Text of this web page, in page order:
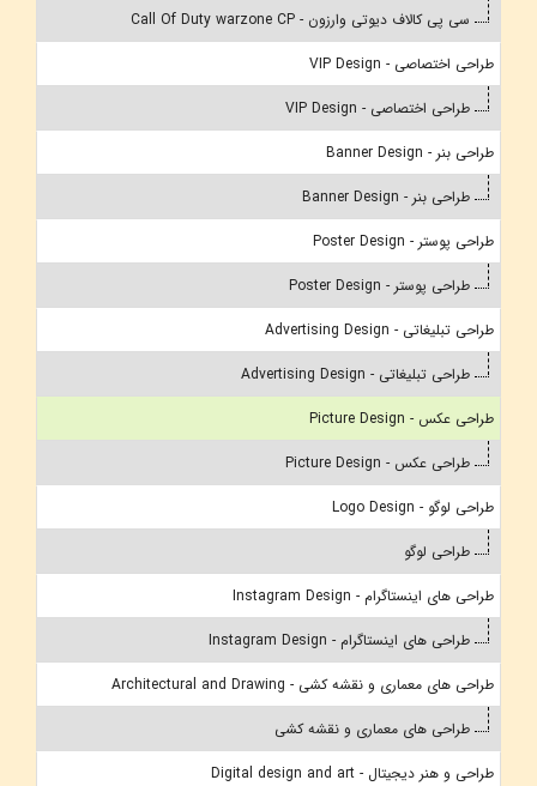
سی پی کالاف دیوتی وارزون - Call Of Duty warzone CP
طراحی اختصاصی - VIP Design
طراحی اختصاصی - VIP Design
طراحی بنر - Banner Design
طراحی بنر - Banner Design
طراحی پوستر - Poster Design
طراحی پوستر - Poster Design
طراحی تبلیغاتی - Advertising Design
طراحی تبلیغاتی - Advertising Design
طراحی عکس - Picture Design
طراحی عکس - Picture Design
طراحی لوگو - Logo Design
طراحی لوگو
طراحی های اینستاگرام - Instagram Design
طراحی های اینستاگرام - Instagram Design
طراحی های معماری و نقشه کشی - Architectural and Drawing
طراحی های معماری و نقشه کشی
طراحی و هنر دیجیتال - Digital design and art